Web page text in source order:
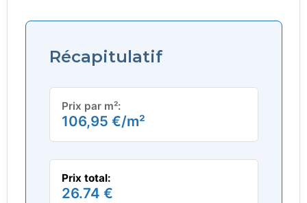
Récapitulatif
Prix par m²:
106,95 €/m²
Prix total:
26.74 €